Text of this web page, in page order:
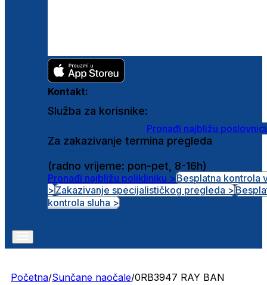
Kontakt:
Služba za korisnike:
Pronađi najbližu
Za zakazivanje termina pregleda
(radno vrijeme: pon-pet, 8-16h)
Pronađi najbližu polikliniku >Besplatna kontrola
>Zakazivanje specijalističkog pregleda >
kontrola sluha >
Početna/Sunčane naočale/0RB3947 RAY BAN